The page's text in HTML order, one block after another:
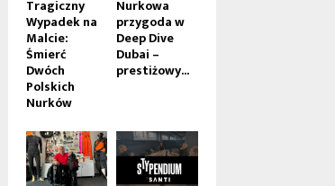
Tragiczny
Wypadek na
Malcie:
Śmierć
Dwóch
Polskich
Nurków
Nurkowa
przygoda w
Deep Dive
Dubai –
prestiżowy...